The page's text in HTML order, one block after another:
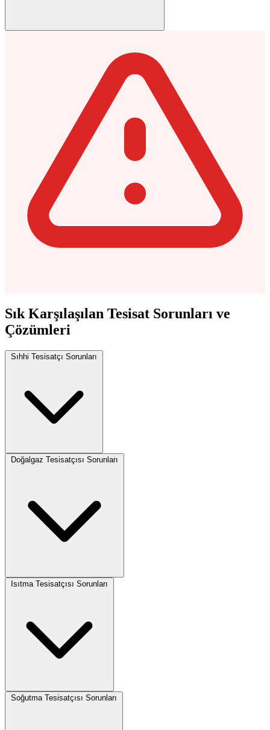
Sık Karşılaşılan Tesisat Sorunları ve
Çözümleri
Sıhhi Tesisatçı Sorunları
Doğalgaz Tesisatçısı Sorunları
Isıtma Tesisatçısı Sorunları
Soğutma Tesisatçısı Sorunları